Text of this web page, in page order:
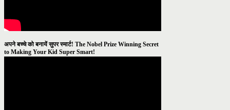
अपने बच्चे को बनायें सुपर स्मार्ट! The Nobel Prize Winning Secret
to Making Your Kid Super Smart!